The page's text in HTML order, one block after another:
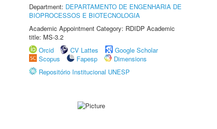
Department: DEPARTAMENTO DE ENGENHARIA DE
BIOPROCESSOS E BIOTECNOLOGIA
Academic Appointment Category: RDIDP Academic
title: MS-3.2
Orcid
CV Lattes
Google Scholar
Scopus
Fapesp
Dimensions
Repositório Institucional UNESP